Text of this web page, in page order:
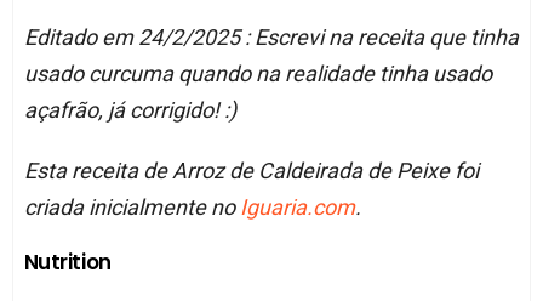
Editado em 24/2/2025 : Escrevi na receita que tinha
usado curcuma quando na realidade tinha usado
açafrão, já corrigido! :)
Esta receita de Arroz de Caldeirada de Peixe foi
criada inicialmente no Iguaria.com.
Nutrition